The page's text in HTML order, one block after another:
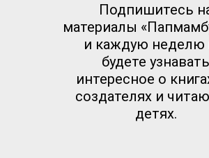
Подпишитесь
материалы
и каждую неделю
будете узнавать
интересное о
создателях и
детях.